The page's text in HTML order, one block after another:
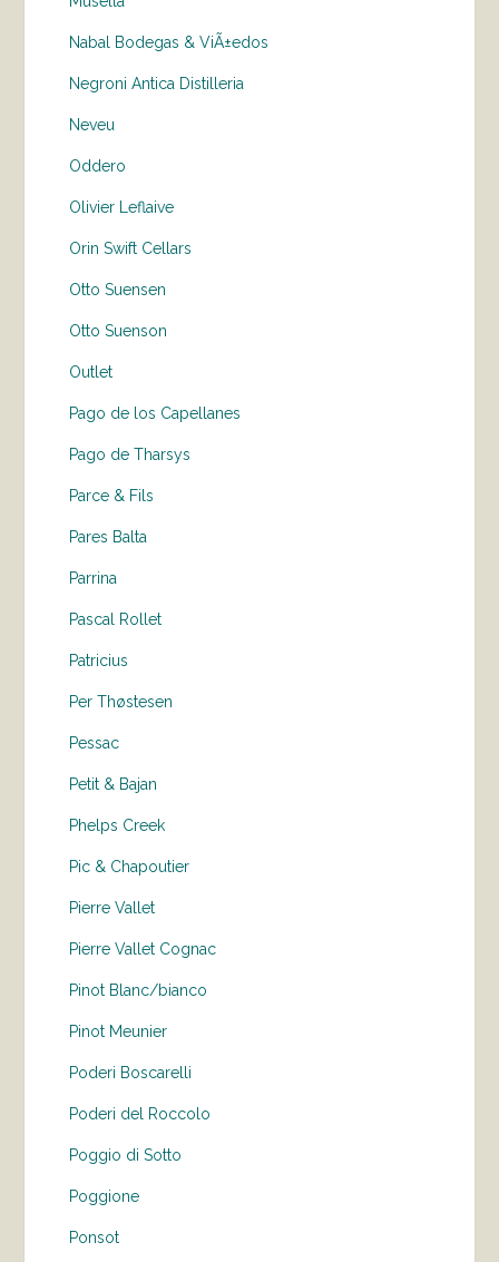
Nabal Bodegas & ViÃ±edos
Negroni Antica Distilleria
Neveu
Oddero
Olivier Leflaive
Orin Swift Cellars
Otto Suensen
Otto Suenson
Outlet
Pago de los Capellanes
Pago de Tharsys
Parce & Fils
Pares Balta
Parrina
Pascal Rollet
Patricius
Per Thøstesen
Pessac
Petit & Bajan
Phelps Creek
Pic & Chapoutier
Pierre Vallet
Pierre Vallet Cognac
Pinot Blanc/bianco
Pinot Meunier
Poderi Boscarelli
Poderi del Roccolo
Poggio di Sotto
Poggione
Ponsot